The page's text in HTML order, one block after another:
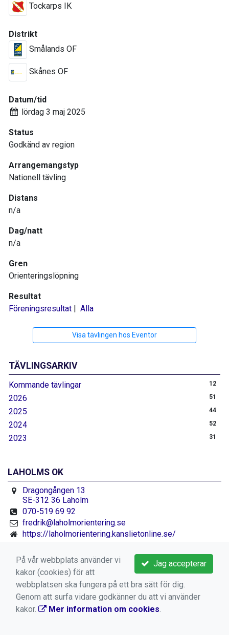
TÄVLINGSARKIV
Kommande tävlingar 12
2026 51
2025 44
2024 52
2023 31
Tockarps IK
Distrikt
Smålands OF
Skånes OF
Datum/tid
lördag 3 maj 2025
Status
Godkänd av region
Arrangemangstyp
Nationell tävling
Distans
n/a
Dag/natt
n/a
Gren
Orienteringslöpning
Resultat
Föreningsresultat | Alla
Visa tävlingen hos Eventor
LAHOLMS OK
Dragongången 13
SE-312 36 Laholm
070-519 69 92
fredrik@laholmorientering.se
https://laholmorientering.kanslietonline.se/
Jag accepterar
På vår webbplats använder vi
kakor (cookies) för att
webbplatsen ska fungera på ett bra sätt för dig.
Genom att surfa vidare godkänner du att vi använder
kakor.
Mer information om cookies.